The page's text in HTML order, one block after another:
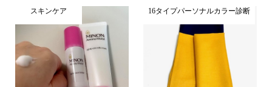
スキンケア 16タイプパーソナルカラー診断